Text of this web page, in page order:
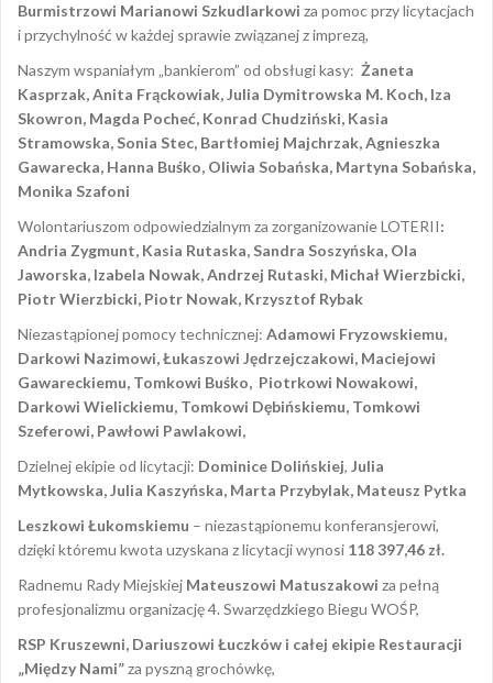
Burmistrzowi Marianowi Szkudlarkowi za pomoc przy licytacjach
i przychylność w każdej sprawie związanej z imprezą,
Naszym wspaniałym „bankierom” od obsługi kasy: Żaneta
Kasprzak, Anita Frąckowiak, Julia Dymitrowska M. Koch, Iza
Skowron, Magda Pocheć, Konrad Chudziński, Kasia
Stramowska, Sonia Stec, Bartłomiej Majchrzak, Agnieszka
Gawarecka, Hanna Buśko, Oliwia Sobańska, Martyna Sobańska,
Monika Szafoni
Wolontariuszom odpowiedzialnym za zorganizowanie LOTERII:
Andria Zygmunt, Kasia Rutaska, Sandra Soszyńska, Ola
Jaworska, Izabela Nowak, Andrzej Rutaski, Michał Wierzbicki,
Piotr Wierzbicki, Piotr Nowak, Krzysztof Rybak
Niezastąpionej pomocy technicznej: Adamowi Fryzowskiemu,
Darkowi Nazimowi, Łukaszowi Jędrzejczakowi, Maciejowi
Gawareckiemu, Tomkowi Buśko, Piotrkowi Nowakowi,
Darkowi Wielickiemu, Tomkowi Dębińskiemu, Tomkowi
Szeferowi, Pawłowi Pawlakowi,
Dzielnej ekipie od licytacji: Dominice Dolińskiej, Julia
Mytkowska, Julia Kaszyńska, Marta Przybylak, Mateusz Pytka
Leszkowi Łukomskiemu – niezastąpionemu konferansjerowi,
dzięki któremu kwota uzyskana z licytacji wynosi 118 397,46 zł.
Radnemu Rady Miejskiej Mateuszowi Matuszakowi za pełną
profesjonalizmu organizację 4. Swarzędzkiego Biegu WOŚP,
RSP Kruszewni, Dariuszowi Łuczków i całej ekipie Restauracji
„Między Nami”za pyszną grochówkę,